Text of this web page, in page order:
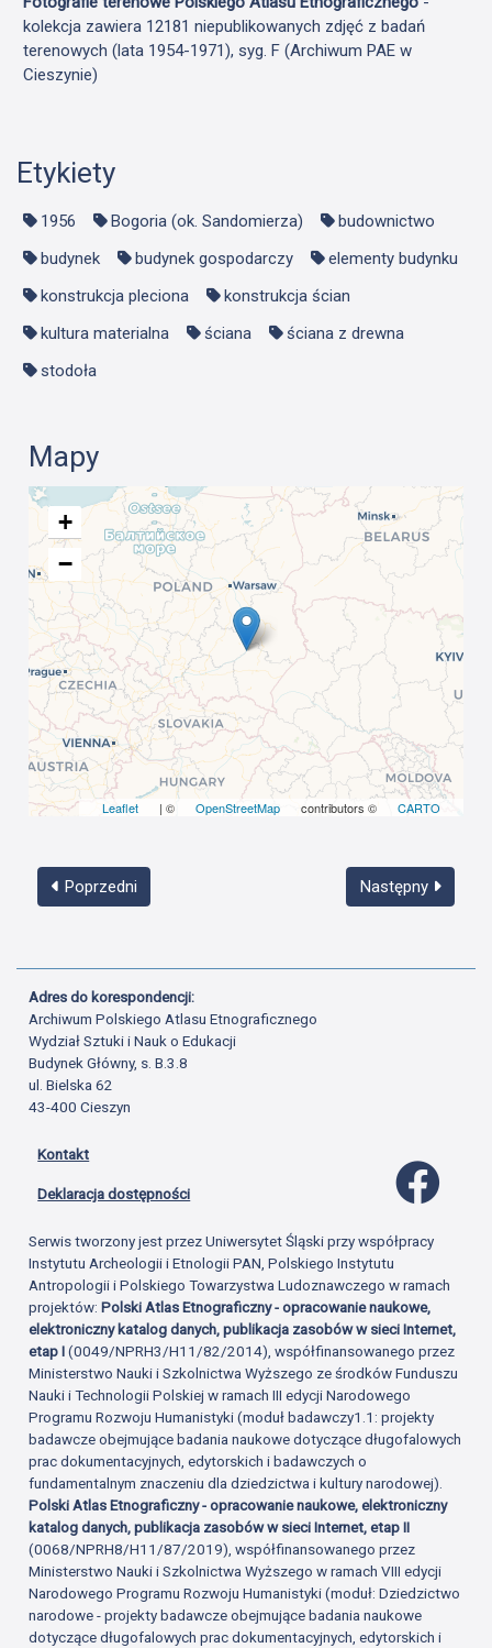
kolekcja zawiera 12181 niepublikowanych zdjęć z badań
terenowych (lata 1954-1971), syg. F (Archiwum PAE w
Cieszynie)
Etykiety
1956 Bogoria (ok. Sandomierza)
budownictwo
budynek
budynek gospodarczy
elementy budynku
konstrukcja pleciona
konstrukcja ścian
kultura materialna
ściana
ściana z drewna
stodoła
Mapy
+
−
Leaflet | © OpenStreetMap contributors © CARTO
Poprzedni Następny
Adres do korespondencji:
Archiwum Polskiego Atlasu Etnograficznego
Wydział Sztuki i Nauk o Edukacji
Budynek Główny, s. B.3.8
ul. Bielska 62
43-400 Cieszyn
Kontakt
Deklaracja dostępności
Serwis tworzony jest przez Uniwersytet Śląski przy współpracy
Instytutu Archeologii i Etnologii PAN, Polskiego Instytutu
Antropologii i Polskiego Towarzystwa Ludoznawczego w ramach
projektów:Polski Atlas Etnograficzny - opracowanie naukowe,
elektroniczny katalog danych, publikacja zasobów w sieci Internet,
etap I(0049/NPRH3/H11/82/2014), współfinansowanego przez
Ministerstwo Nauki i Szkolnictwa Wyższego ze środków Funduszu
Nauki i Technologii Polskiej w ramach III edycji Narodowego
Programu Rozwoju Humanistyki (moduł badawczy1.1: projekty
badawcze obejmujące badania naukowe dotyczące długofalowych
prac dokumentacyjnych, edytorskich i badawczych o
fundamentalnym znaczeniu dla dziedzictwa i kultury narodowej).
Polski Atlas Etnograficzny - opracowanie naukowe, elektroniczny
katalog danych, publikacja zasobów w sieci Internet, etap II
(0068/NPRH8/H11/87/2019), współfinansowanego przez
Ministerstwo Nauki i Szkolnictwa Wyższego w ramach VIII edycji
Narodowego Programu Rozwoju Humanistyki (moduł: Dziedzictwo
narodowe - projekty badawcze obejmujące badania naukowe
dotyczące długofalowych prac dokumentacyjnych, edytorskich i